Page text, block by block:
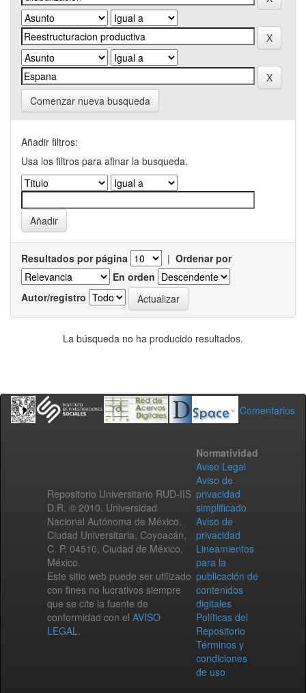
Comenzar nueva busqueda
Añadir filtros:
Usa los filtros para afinar la busqueda.
Resultados por página | Ordenar por
En orden
Autor/registro
La búsqueda no ha producido resultados.
Comentarios
Repositorio Universitario RUD-IIS
D.R. © 2010. Universidad
Nacional Autónoma de México.
Ciudad Universitaria, Coyoacán,
C. P. 04510, Ciudad de México,
México.
Este sitio web puede ser utilizado
con fines no lucrativos siempre
que se cite la fuente de
conformidad con el AVISO
LEGAL.
Normatividad
Aviso Legal
Aviso de
privacidad
simplificado
Aviso de
privacidad
Lineamientos
para la
publicación de
contenidos
digitales
Políticas del
Repositorio
Términos y
condiciones
de uso